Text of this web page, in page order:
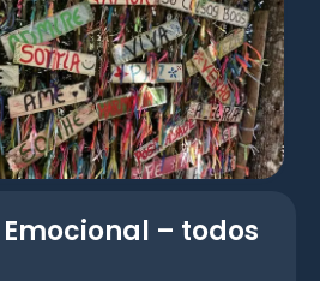
– todos